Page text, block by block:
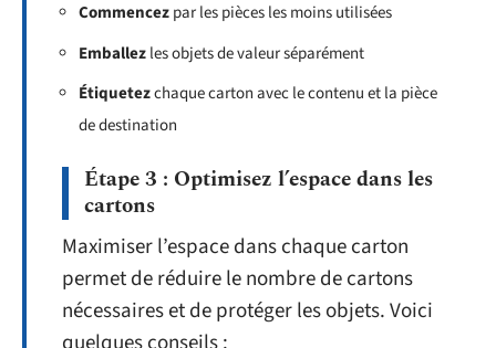
Commencezpar les pièces les moins utilisées
Emballezles objets de valeur séparément
Étiquetezchaque carton avec le contenu et la pièce
de destination
Étape 3 : Optimisez l’espace dans les
cartons
Maximiser l’espace dans chaque carton
permet de réduire le nombre de cartons
nécessaires et de protéger les objets. Voici